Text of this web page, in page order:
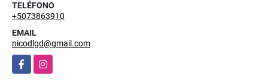
TELÉFONO
+5073863910
EMAIL
nicodlgd@gmail.com
FacebookInstagram